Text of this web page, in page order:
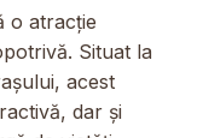
o atracție
Situat la
acest
dar și